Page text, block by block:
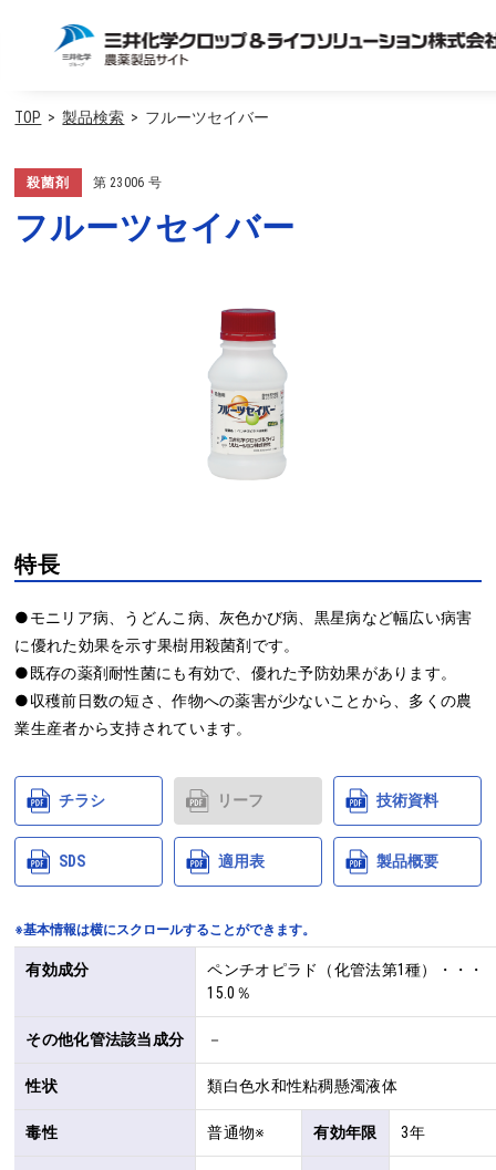
TOP 製品検索 フルーツセイバー
殺菌剤 第 23006 号
フルーツセイバー
特長
●モニリア病、うどんこ病、灰色かび病、黒星病など幅広い病害
に優れた効果を示す果樹用殺菌剤です。
●既存の薬剤耐性菌にも有効で、優れた予防効果があります。
●収穫前日数の短さ、作物への薬害が少ないことから、多くの農
業生産者から支持されています。
チラシ リーフ 技術資料
SDS 適用表 製品概要
※基本情報は横にスクロールすることができます。
有効成分
ペンチオピラド（化管法第1種）・・・
15.0％
その他化管法該当成分 －
性状 類白色水和性粘稠懸濁液体
毒性 普通物※ 有効年限 3年